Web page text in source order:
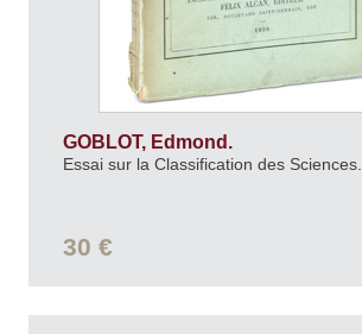
GOBLOT, Edmond.
Essai sur la Classification des Sciences.
30 €